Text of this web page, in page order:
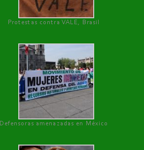
Protestas contra VALE, Brasil
Defensoras amenazadas en México